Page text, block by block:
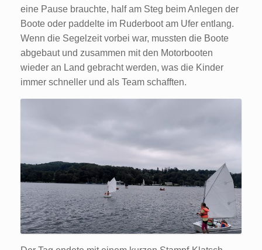
eine Pause brauchte, half am Steg beim Anlegen der
Boote oder paddelte im Ruderboot am Ufer entlang.
Wenn die Segelzeit vorbei war, mussten die Boote
abgebaut und zusammen mit den Motorbooten
wieder an Land gebracht werden, was die Kinder
immer schneller und als Team schafften.